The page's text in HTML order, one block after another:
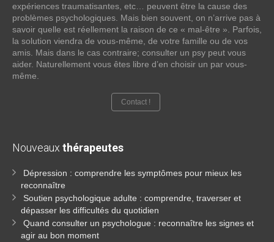
expériences traumatisantes, etc… peuvent être la cause des
problèmes psychologiques. Mais bien souvent, on n’arrive pas à
savoir quelle est réellement la raison de ce « mal-être ». Parfois,
la solution viendra de vous-même, de votre famille ou de vos
amis. Mais dans le cas contraire; consulter un psy peut vous
aider. Naturellement vous êtes libre d’en choisir un par vous-
même.
Contact !
Nouveaux thérapeutes
Dépression : comprendre les symptômes pour mieux les
reconnaître
Soutien psychologique adulte : comprendre, traverser et
dépasser les difficultés du quotidien
Quand consulter un psychologue : reconnaître les signes et
agir au bon moment